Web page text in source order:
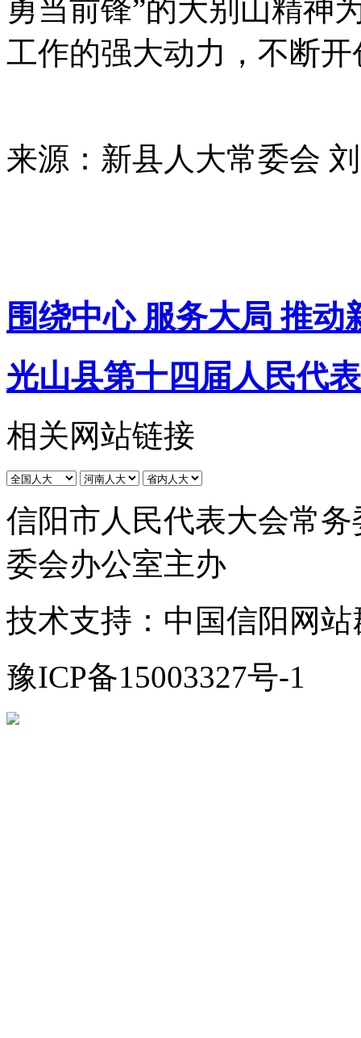
勇当前锋”的大别山精神
工作的强大动力，不断
来源：新县人大常委会
围绕中心 服务大局 推
光山县第十四届人民代
相关网站链接
信阳市人民代表大会常
委会办公室主办
技术支持：中国信阳网
豫ICP备15003327号-1